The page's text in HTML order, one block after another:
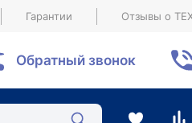
Гарантии Отзывы о
Обратный звонок